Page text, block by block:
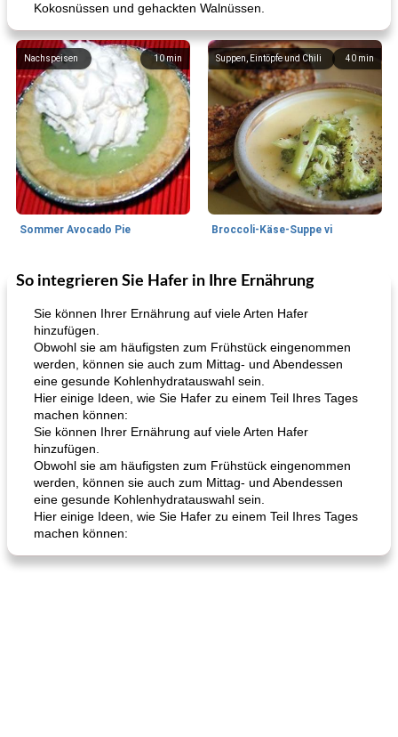
Kokosnüssen und gehackten Walnüssen.
10min
Nachspeisen
Sommer Avocado Pie
40 min
Suppen, Eintöpfe und Chili
Broccoli-Käse-Suppe vi
35min
Kurs
Karamell-Brownie-Kuchen
Mittagessen / Snacks
So integrieren Sie Hafer in Ihre Ernährung
Sie können Ihrer Ernährung auf viele Arten Hafer
hinzufügen.
Obwohl sie am häufigsten zum Frühstück eingenommen
werden, können sie auch zum Mittag- und Abendessen
eine gesunde Kohlenhydratauswahl sein.
Hier einige Ideen, wie Sie Hafer zu einem Teil Ihres Tages
machen können:
Sie können Ihrer Ernährung auf viele Arten Hafer
hinzufügen.
Obwohl sie am häufigsten zum Frühstück eingenommen
werden, können sie auch zum Mittag- und Abendessen
eine gesunde Kohlenhydratauswahl sein.
Hier einige Ideen, wie Sie Hafer zu einem Teil Ihres Tages
machen können: